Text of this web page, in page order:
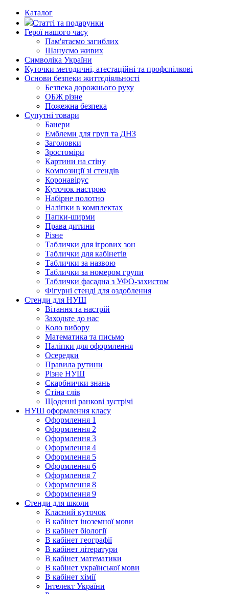
Каталог
Статті та подарунки
Герої нашого часу
Пам'ятаємо загиблих
Шануємо живих
Символіка України
Куточки методичні, атестаційні та профспілкові
Основи безпеки життєдіяльності
Безпека дорожнього руху
ОБЖ різне
Пожежна безпека
Супутні товари
Банери
Емблеми для груп та ДНЗ
Заголовки
Зростоміри
Картини на стіну
Композиції зі стендів
Коронавірус
Куточок настрою
Набірне полотно
Наліпки в комплектах
Папки-ширми
Права дитини
Різне
Таблички для ігрових зон
Таблички для кабінетів
Таблички за назвою
Таблички за номером групи
Таблички фасадна з УФО-захистом
Фігурні стенді для оздоблення
Стенди для НУШ
Вітання та настрій
Заходьте до нас
Коло вибору
Математика та письмо
Наліпки для оформлення
Осередки
Правила рутини
Різне НУШ
Скарбнички знань
Стіна слів
Щоденні ранкові зустрічі
НУШ оформлення класу
Оформлення 1
Оформлення 2
Оформлення 3
Оформлення 4
Оформлення 5
Оформлення 6
Оформлення 7
Оформлення 8
Оформлення 9
Стенди для школи
Класний куточок
В кабінет іноземної мови
В кабінет біології
В кабінет географії
В кабінет літератури
В кабінет математики
В кабінет української мови
В кабінет хімії
Інтелект України